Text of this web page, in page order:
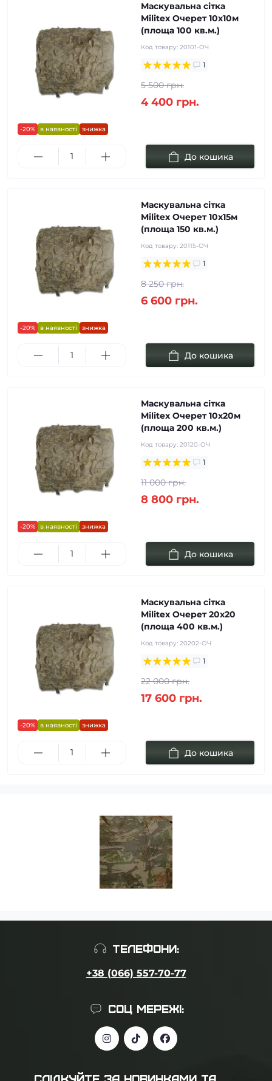
-20% в наявності знижка
Маскувальна сітка
Militex Очерет 10х10м
(площа 100 кв.м.)
Код товару: 20101-ОЧ
1
5 500 грн.
4 400 грн.
До кошика
-20% в наявності знижка
Маскувальна сітка
Militex Очерет 10х15м
(площа 150 кв.м.)
Код товару: 20115-ОЧ
1
8 250 грн.
6 600 грн.
До кошика
-20% в наявності знижка
Маскувальна сітка
Militex Очерет 10х20м
(площа 200 кв.м.)
Код товару: 20120-ОЧ
1
11 000 грн.
8 800 грн.
До кошика
-20% в наявності знижка
Маскувальна сітка
Militex Очерет 20х20
(площа 400 кв.м.)
Код товару: 20202-ОЧ
1
22 000 грн.
17 600 грн.
До кошика
ТЕЛЕФОНИ:
+38 (066) 557-70-77
СОЦ МЕРЕЖІ:
СЛІДКУЙТЕ ЗА НОВИНКАМИ ТА